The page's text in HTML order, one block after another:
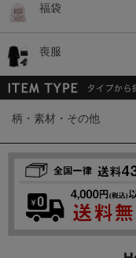
福袋
喪服
柄・素材・その他